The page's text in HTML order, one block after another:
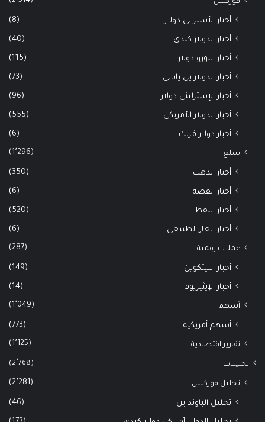
أخبار الأسترالي دولار (8)
أخبار الدولار كندي (40)
أخبار اليورو دولار (115)
أخبار الدولار ين ياباني (73)
أخبار الإسترليني دولار (96)
أخبار الدولار الأمريكي (555)
أخبار دولار فرنك (6)
سلع (1٬296)
أخبار الذهب (350)
أخبار الفضة (6)
أخبار النفط (520)
أخبار الغاز الطبيعي (6)
عملات رقمية (287)
أخبار البيتكوين (149)
أخبار الإيثيريوم (14)
أسهم (1٬049)
أسهم أمريكية (773)
تقارير اقتصادية (1٬125)
تحليلات (2٬768)
تحليل فوركس (2٬281)
تحليل الباوند ين (46)